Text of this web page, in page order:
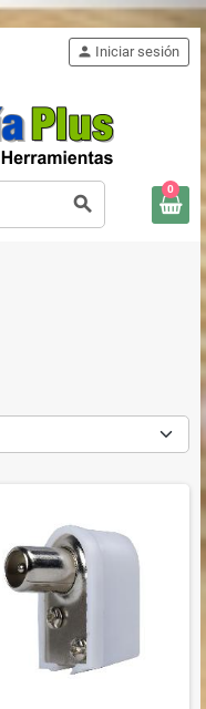
search
person Iniciar sesión
0